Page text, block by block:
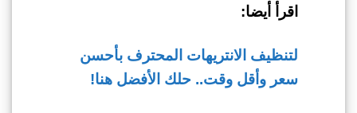
اقرأ أيضا:
لتنظيف الانتريهات المحترف بأحسن
سعر وأقل وقت.. حلك الأفضل هنا!